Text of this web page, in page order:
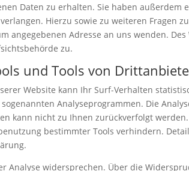
Daten zu erhalten. Sie haben außerdem
Hierzu sowie zu weiteren Fragen
angegebenen Adresse an uns wenden.
zu.
und Tools von
Website kann Ihr Surf-Verhalten
Analyseprogrammen. Die
kann nicht zu Ihnen zurückverfolgt
bestimmter Tools verhindern.
Analyse widersprechen. Über die